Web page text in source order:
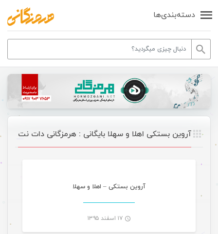
دسته‌بندی‌ها
آروین بستکی اهلا و سهلا بایگانی : هرمزگانی دات نت
آروین بستکی – اهلا و سهلا
۱۷ اسفند ۱۳۹۵